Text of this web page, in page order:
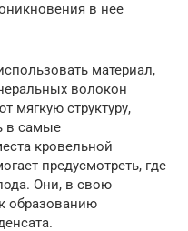
в нее
материал,
волокон
мягкую структуру,
в самые
кровельной
предусмотреть, где
Они, в свою
образованию